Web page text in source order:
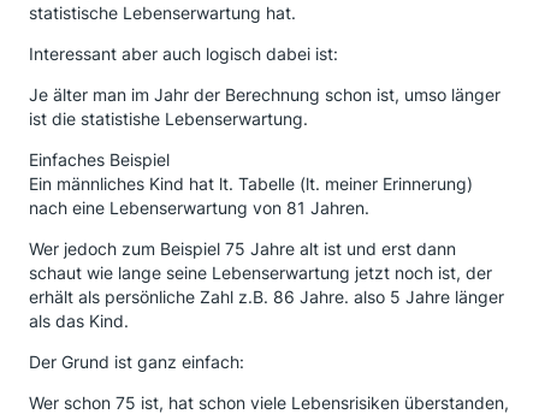
statistische Lebenserwartung hat.
Interessant aber auch logisch dabei ist:
Je älter man im Jahr der Berechnung schon ist, umso länger
ist die statistishe Lebenserwartung.
Einfaches Beispiel
Ein männliches Kind hat lt. Tabelle (lt. meiner Erinnerung)
nach eine Lebenserwartung von 81 Jahren.
Wer jedoch zum Beispiel 75 Jahre alt ist und erst dann
schaut wie lange seine Lebenserwartung jetzt noch ist, der
erhält als persönliche Zahl z.B. 86 Jahre. also 5 Jahre länger
als das Kind.
Der Grund ist ganz einfach:
Wer schon 75 ist, hat schon viele Lebensrisiken überstanden,